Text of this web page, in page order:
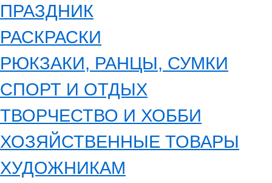
ПРАЗДНИК
РАСКРАСКИ
РЮКЗАКИ, РАНЦЫ, СУМКИ
СПОРТ И ОТДЫХ
ТВОРЧЕСТВО И ХОББИ
ХОЗЯЙСТВЕННЫЕ ТОВАРЫ
ХУДОЖНИКАМ